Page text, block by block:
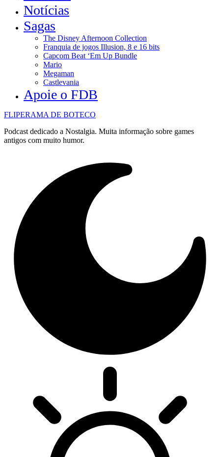
Notícias
Sagas
The Disney Afternoon Collection
Franquia de jogos Illusion, 8 e 16 bits
Capcom Beat ‘Em Up Bundle
Mario
Megaman
Castlevania
Apoie o FDB
FLIPERAMA DE BOTECO
Podcast dedicado a Nostalgia. Muita informação sobre games
antigos com muito humor.